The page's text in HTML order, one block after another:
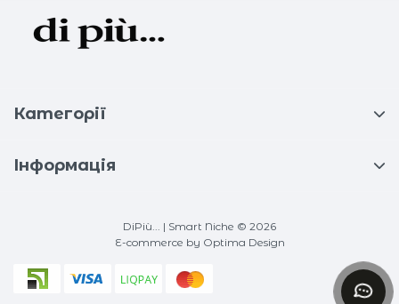
Категорії
Інформація
DiPiù... | Smart Niche © 2026
E-commerce by Optima Design